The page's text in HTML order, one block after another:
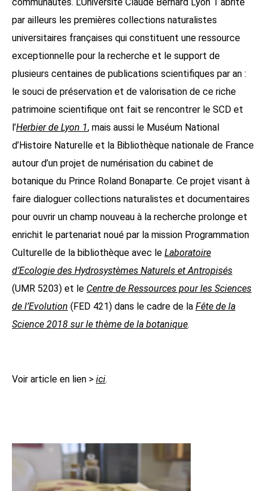
par ailleurs les premières collections naturalistes
universitaires françaises qui constituent une ressource
exceptionnelle pour la recherche et le support de
plusieurs centaines de publications scientifiques par an :
le souci de préservation et de valorisation de ce riche
patrimoine scientifique ont fait se rencontrer le SCD et
l’Herbier de Lyon 1, mais aussi le Muséum National
d’Histoire Naturelle et la Bibliothèque nationale de France
autour d’un projet de numérisation du cabinet de
botanique du Prince Roland Bonaparte. Ce projet visant à
faire dialoguer collections naturalistes et documentaires
pour ouvrir un champ nouveau à la recherche prolonge et
enrichit le partenariat noué par la mission Programmation
Culturelle de la bibliothèque avec le Laboratoire
d’Ecologie des Hydrosystèmes Naturels et Antropisés
(UMR 5203) et le Centre de Ressources pour les Sciences
de l’Evolution (FED 421) dans le cadre de la Fête de la
Science 2018 sur le thème de la botanique.
Voir article en lien > ici.